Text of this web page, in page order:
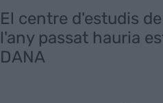
El centre d'estudis
l'any passat hauria
DANA